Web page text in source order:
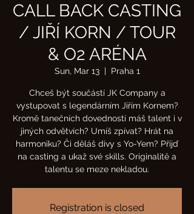
CALL BACK CASTING
/ JIŘÍ KORN / TOUR
& O2 ARÉNA
Sun, Mar 13
  |
Praha 1
Chceš být součástí JK Company a
vystupovat s legendárním Jiřím Kornem?
Kromě tanečních dovedností máš talent i v
jiných odvětvích? Umíš zpívat? Hrát na
harmoniku? Či děláš divy s Yo-Yem? Přijď
na casting a ukaž své skills. Originalitě a
talentu se meze nekladou.
Registration is closed